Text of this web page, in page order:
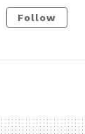
Follow